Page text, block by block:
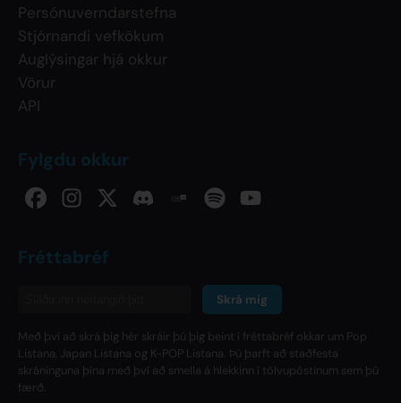
Persónuverndarstefna
Stjórnandi vefkökum
Auglýsingar hjá okkur
Vörur
API
Fylgdu okkur
Fréttabréf
Skrá mig
Með því að skrá þig hér skráir þú þig beint í fréttabréf okkar um Pop
Listana, Japan Listana og K-POP Listana. Þú þarft að staðfesta
skráninguna þína með því að smella á hlekkinn í tölvupóstinum sem þú
færð.